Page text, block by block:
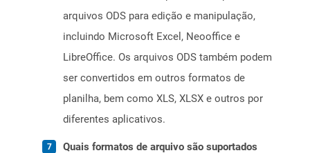
arquivos ODS para edição e manipulação,
incluindo Microsoft Excel, Neooffice e
LibreOffice. Os arquivos ODS também podem
ser convertidos em outros formatos de
planilha, bem como XLS, XLSX e outros por
diferentes aplicativos.
Quais formatos de arquivo são suportados